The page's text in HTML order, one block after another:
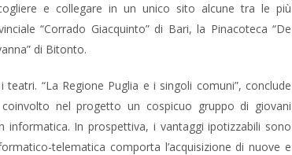
e collegare in un unico sito alcune tra le più
“Corrado Giacquinto” di Bari, la Pinacoteca “De
di Bitonto.
“La Regione Puglia e i singoli comuni”, conclude
nel progetto un cospicuo gruppo di giovani
In prospettiva, i vantaggi ipotizzabili sono
telematica comporta l’acquisizione di nuove e